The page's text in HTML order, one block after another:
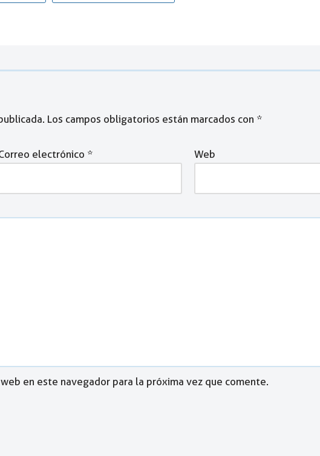
Los campos obligatorios están marcados con *
electrónico * Web
en este navegador para la próxima vez que comente.